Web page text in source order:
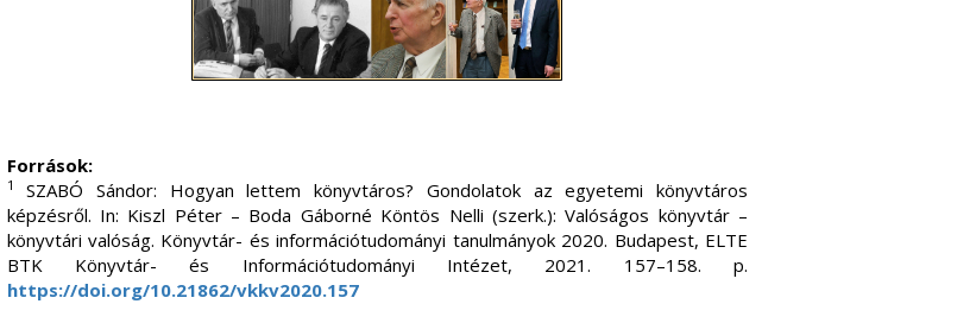
Források:
1
SZABÓ Sándor: Hogyan lettem könyvtáros? Gondolatok az egyetemi könyvtáros
képzésről. In: Kiszl Péter – Boda Gáborné Köntös Nelli (szerk.): Valóságos könyvtár –
könyvtári valóság. Könyvtár- és információtudományi tanulmányok 2020. Budapest, ELTE
BTK Könyvtár- és Információtudományi Intézet, 2021. 157–158. p.
https://doi.org/10.21862/vkkv2020.157